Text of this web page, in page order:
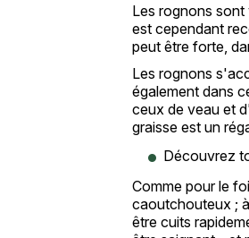
Les rognons sont
est cependant
peut être forte,
Les rognons
également dans
ceux de veau et
graisse est un
Découvrez
Comme pour le
caoutchouteux ;
être cuits